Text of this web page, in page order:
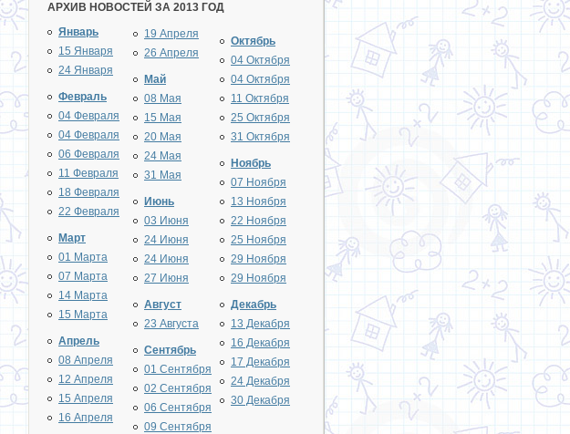
АРХИВ НОВОСТЕЙ ЗА 2013 ГОД
Январь
15 Января
24 Января
Февраль
04 Февраля
04 Февраля
06 Февраля
11 Февраля
18 Февраля
22 Февраля
Март
01 Марта
07 Марта
14 Марта
15 Марта
Апрель
08 Апреля
12 Апреля
15 Апреля
16 Апреля
19 Апреля
26 Апреля
Май
08 Мая
15 Мая
20 Мая
24 Мая
31 Мая
Июнь
03 Июня
24 Июня
24 Июня
27 Июня
Август
23 Августа
Сентябрь
01 Сентября
02 Сентября
06 Сентября
09 Сентября
Октябрь
04 Октября
04 Октября
11 Октября
25 Октября
31 Октября
Ноябрь
07 Ноября
13 Ноября
22 Ноября
25 Ноября
29 Ноября
29 Ноября
Декабрь
13 Декабря
16 Декабря
17 Декабря
24 Декабря
30 Декабря